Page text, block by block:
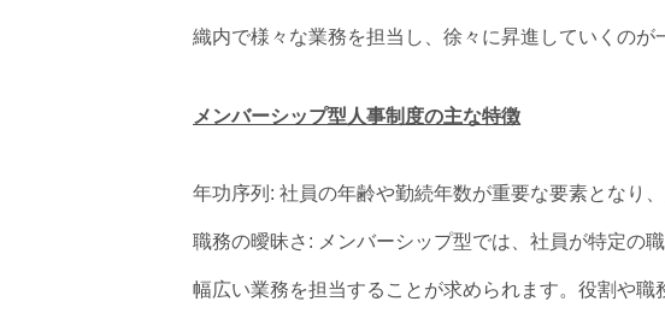
織内で様々な業務を担当し、徐々に昇進していくのが
メンバーシップ型人事制度の主な特徴
年功序列: 社員の年齢や勤続年数が重要な要素となり
職務の曖昧さ: メンバーシップ型では、社員が特定の
幅広い業務を担当することが求められます。役割や